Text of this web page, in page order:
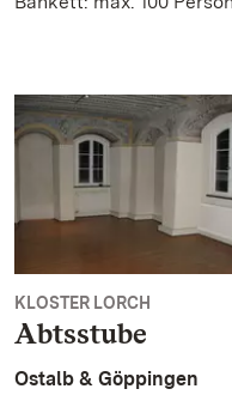
KLOSTER LORCH
Abtsstube
Ostalb & Göppingen